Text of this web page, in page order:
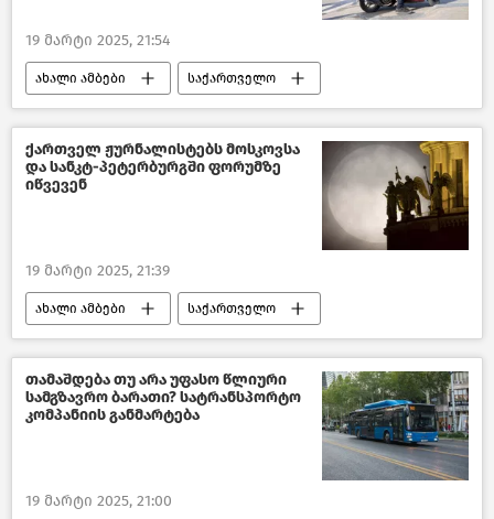
19 მარტი 2025, 21:54
ახალი ამბები საქართველო
თბილისის მერია თბილისი დღეს
კახა კალაძე საზოგადოება
სოციალური სფერო საქართველოში
ქართველ ჟურნალისტებს მოსკოვსა
და სანკტ-პეტერბურგში ფორუმზე
იწვევენ
19 მარტი 2025, 21:39
ახალი ამბები საქართველო
რუსეთი
ქართულ–რუსული ურთიერთობები
თამაშდება თუ არა უფასო წლიური
სამგზავრო ბარათი? სატრანსპორტო
კომპანიის განმარტება
19 მარტი 2025, 21:00